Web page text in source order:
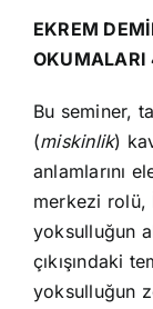
Eğitimler
İletişim
EKREM
OKUMALARI
Bu seminer,
(miskinlik)
anlamlarını
merkezi rolü,
yoksulluğun
çıkışındaki
yoksulluğun